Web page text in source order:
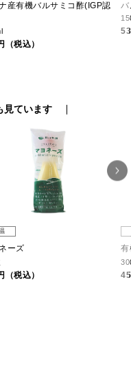
産有機バルサミコ酢(IGP認
（税込）
見ています
ーズ
（税込）